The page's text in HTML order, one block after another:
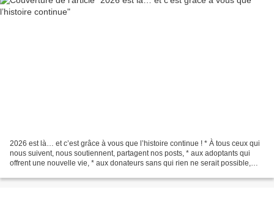
2026 est là… et c’est grâce à vous que l’histoire continue ! * À tous ceux qui
nous suivent, nous soutiennent, partagent nos posts, * aux adoptants qui
offrent une nouvelle vie, * aux donateurs sans qui rien ne serait possible,